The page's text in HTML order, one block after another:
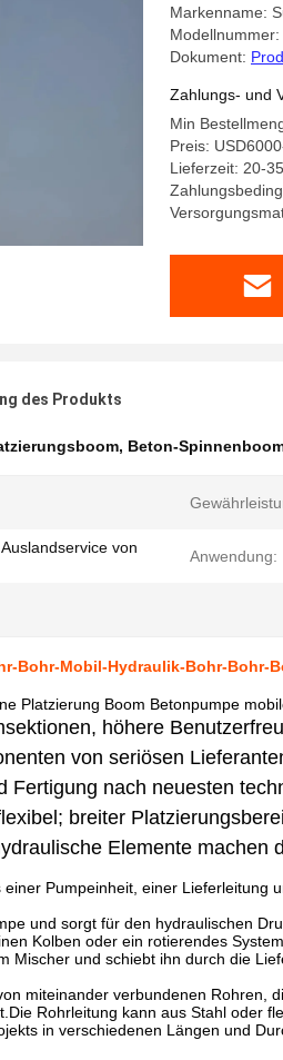
Markenname:
Modellnummer:
Dokument:
Zahlungs- und
Min
Preis:
Lieferzeit: 20-
des Produkts
, Beton-
von
Anwendung:
Bohr-Mobil-Hydraulik-Bohr-Bohr-
Platzierung Boom Betonpumpe
höhere
von seriösen
Fertigung nach neuesten
breiter
Elemente machen
Pumpeinheit, einer Lieferleitung
und sorgt für den hydraulischen
Kolben oder ein rotierendes
Mischer und schiebt ihn durch die
miteinander verbundenen Rohren,
Rohrleitung kann aus Stahl oder
in verschiedenen Längen und